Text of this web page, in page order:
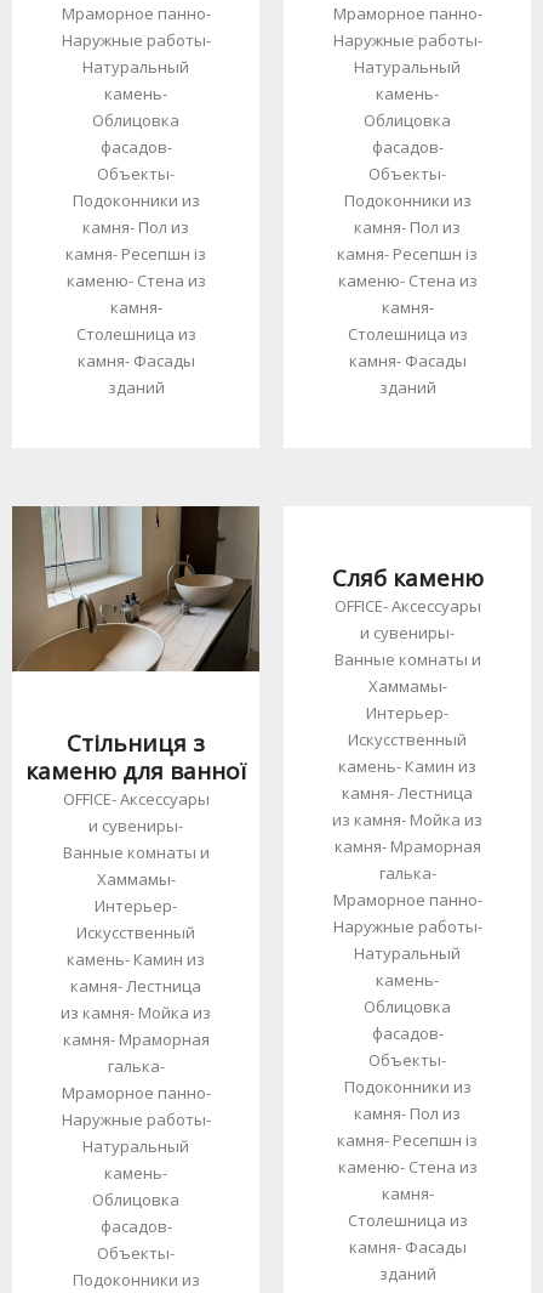
Мраморное панно-
Наружные работы-
Натуральный
камень-
Облицовка
фасадов-
Объекты-
Подоконники из
камня- Пол из
камня- Ресепшн із
каменю- Стена из
камня-
Столешница из
камня- Фасады
зданий
Мраморное панно-
Наружные работы-
Натуральный
камень-
Облицовка
фасадов-
Объекты-
Подоконники из
камня- Пол из
камня- Ресепшн із
каменю- Стена из
камня-
Столешница из
камня- Фасады
зданий
Стільниця з
каменю для ванної
OFFICE-Аксессуары
и сувениры-
Ванные комнаты и
Хаммамы-
Интерьер-
Искусственный
камень- Камин из
камня-Лестница
из камня- Мойка из
камня- Мраморная
галька-
Мраморное панно-
Наружные работы-
Натуральный
камень-
Облицовка
фасадов-
Объекты-
Подоконники из
Сляб каменю
OFFICE-Аксессуары
и сувениры-
Ванные комнаты и
Хаммамы-
Интерьер-
Искусственный
камень- Камин из
камня-Лестница
из камня- Мойка из
камня- Мраморная
галька-
Мраморное панно-
Наружные работы-
Натуральный
камень-
Облицовка
фасадов-
Объекты-
Подоконники из
камня- Пол из
камня- Ресепшн із
каменю- Стена из
камня-
Столешница из
камня- Фасады
зданий